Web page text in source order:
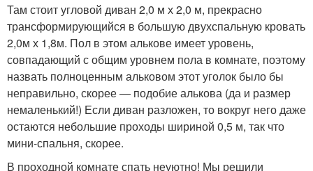
Там стоит угловой диван 2,0 м х 2,0 м, прекрасно
трансформирующийся в большую двухспальную кровать
2,0м х 1,8м. Пол в этом алькове имеет уровень,
совпадающий с общим уровнем пола в комнате, поэтому
назвать полноценным альковом этот уголок было бы
неправильно, скорее — подобие алькова (да и размер
немаленький!) Если диван разложен, то вокруг него даже
остаются небольшие проходы шириной 0,5 м, так что
мини-спальня, скорее.
В проходной комнате спать неуютно! Мы решили